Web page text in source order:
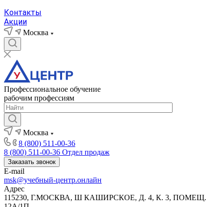
Контакты
Акции
Москва
Профессиональное обучение
рабочим профессиям
Москва
8 (800) 511-00-36
8 (800) 511-00-36 Отдел продаж
Заказать звонок
E-mail
msk@учебный-центр.онлайн
Адрес
115230, Г.МОСКВА, Ш КАШИРСКОЕ, Д. 4, К. 3, ПОМЕЩ.